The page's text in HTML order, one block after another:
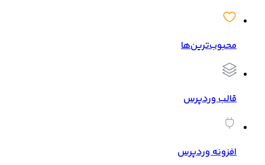
محبوب‌ترین‌ها
قالب وردپرس
افزونه وردپرس